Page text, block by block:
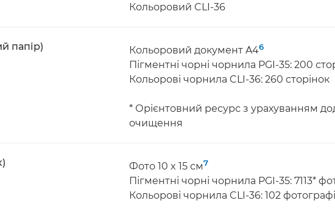
Кольоровий CLI-36
папір) Кольоровий документ A46
Пігментні чорні чорнила PGI-35: 200
Кольорові чорнила CLI-36: 260 сторінок
* Орієнтовний ресурс з урахуванням
очищення
Фото 10 x 15 см7
Пігментні чорні чорнила PGI-35: 7113*
Кольорові чорнила CLI-36: 102